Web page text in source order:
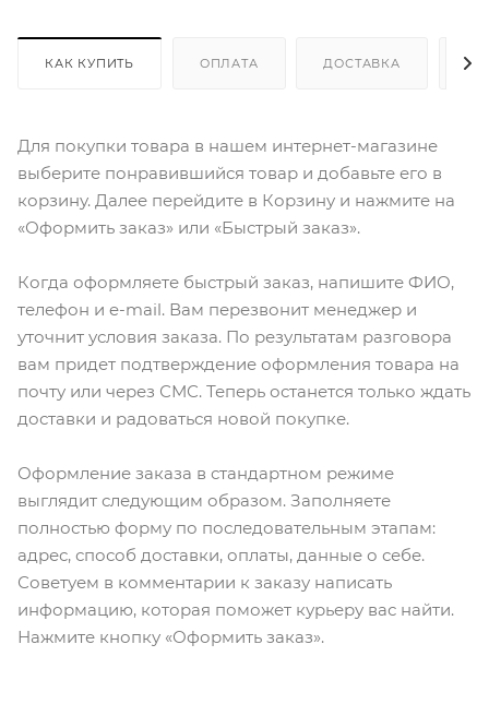
КАК КУПИТЬ ОПЛАТА ДОСТАВКА
Для покупки товара в нашем интернет-магазине
выберите понравившийся товар и добавьте его в
корзину. Далее перейдите в Корзину и нажмите на
«Оформить заказ» или «Быстрый заказ».
Когда оформляете быстрый заказ, напишите ФИО,
телефон и e-mail. Вам перезвонит менеджер и
уточнит условия заказа. По результатам разговора
вам придет подтверждение оформления товара на
почту или через СМС. Теперь останется только ждать
доставки и радоваться новой покупке.
Оформление заказа в стандартном режиме
выглядит следующим образом. Заполняете
полностью форму по последовательным этапам:
адрес, способ доставки, оплаты, данные о себе.
Советуем в комментарии к заказу написать
информацию, которая поможет курьеру вас найти.
Нажмите кнопку «Оформить заказ».